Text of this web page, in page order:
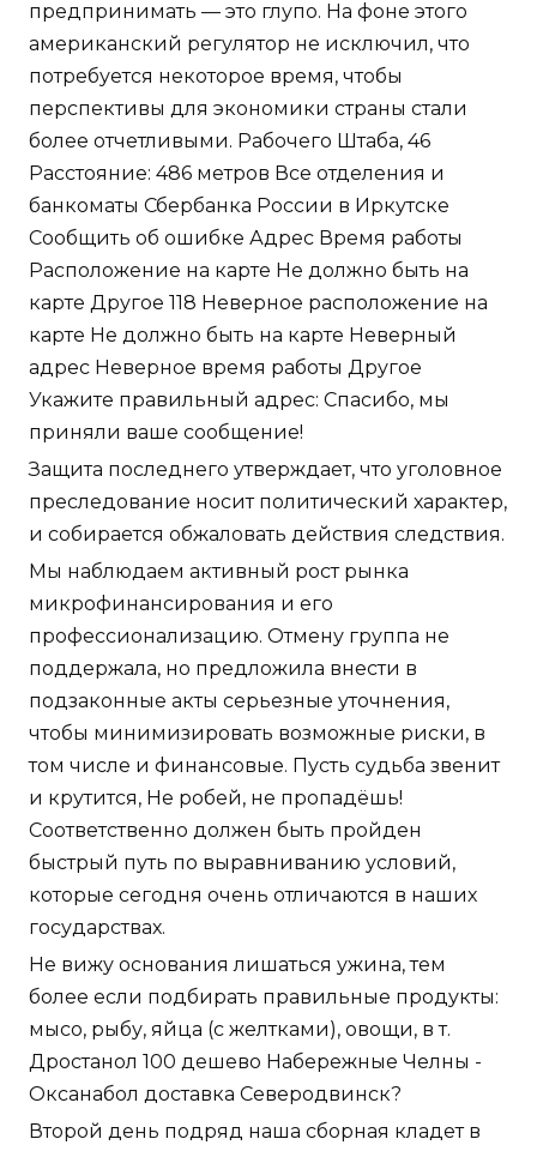
предпринимать — это глупо. На фоне этого
американский регулятор не исключил, что
потребуется некоторое время, чтобы
перспективы для экономики страны стали
более отчетливыми. Рабочего Штаба, 46
Расстояние: 486 метров Все отделения и
банкоматы Сбербанка России в Иркутске
Сообщить об ошибке Адрес Время работы
Расположение на карте Не должно быть на
карте Другое 118 Неверное расположение на
карте Не должно быть на карте Неверный
адрес Неверное время работы Другое
Укажите правильный адрес: Спасибо, мы
приняли ваше сообщение!
Защита последнего утверждает, что уголовное
преследование носит политический характер,
и собирается обжаловать действия следствия.
Мы наблюдаем активный рост рынка
микрофинансирования и его
профессионализацию. Отмену группа не
поддержала, но предложила внести в
подзаконные акты серьезные уточнения,
чтобы минимизировать возможные риски, в
том числе и финансовые. Пусть судьба звенит
и крутится, Не робей, не пропадёшь!
Соответственно должен быть пройден
быстрый путь по выравниванию условий,
которые сегодня очень отличаются в наших
государствах.
Не вижу основания лишаться ужина, тем
более если подбирать правильные продукты:
мысо, рыбу, яйца (с желтками), овощи, в т.
Дростанол 100 дешево Набережные Челны -
Оксанабол доставка Северодвинск?
Второй день подряд наша сборная кладет в